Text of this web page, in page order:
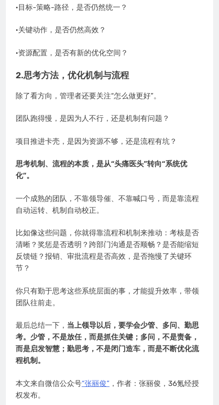
·目标-策略-路径，是否仍然统一？
·关键动作，是否仍然高效？
·资源配置，是否有新的优化空间？
2.思考方法，优化机制与流程
除了看方向，管理者还要关注“怎么做更好”。
团队跑得慢，是因为人不行，还是机制有问题？
项目推进卡壳，是因为资源不够，还是流程有坑？
思考机制、流程的本质，是从“头痛医头”转向“系统优
化”。
一个成熟的团队，不靠领导催、不靠喊口号，而是靠流程
自动运转、机制自动校正。
比如像这些问题，你就得靠流程和机制来推动：考核是否
清晰？奖惩是否透明？跨部门沟通是否顺畅？是否能缩短
反馈链？报销、审批流程是否高效，是否拖慢了关键环
节？
你只有勤于思考这些系统层面的事，才能提升效率，带领
团队往前走。
最后总结一下， 当上领导以后，要学会少管、多问、勤思
考。少管，不是放任，而是抓住关键；多问，不是责备，
而是启发智慧；勤思考，不是闭门造车，而是不断优化流
程机制。
本文来自微信公众号“张丽俊” ，作者：张丽俊，36氪经授
权发布。